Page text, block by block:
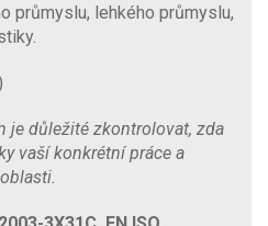
průmyslu, lehkého průmyslu,
je důležité zkontrolovat, zda
vaší konkrétní práce a